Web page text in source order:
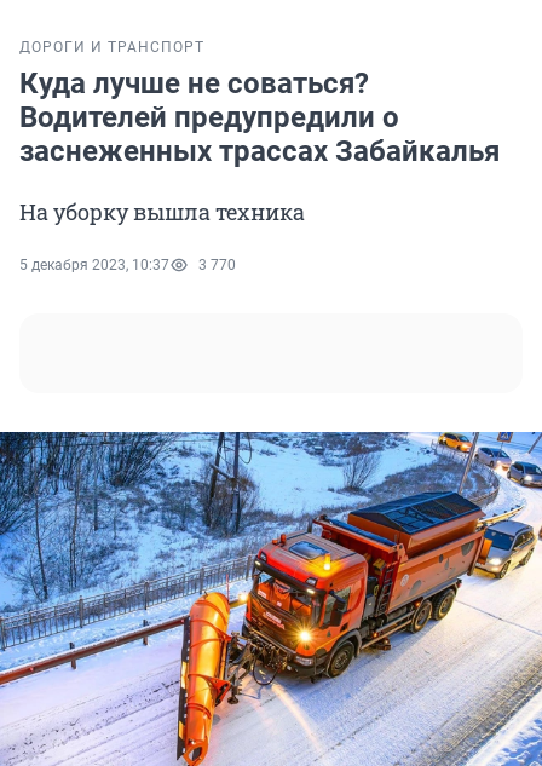
ДОРОГИ И ТРАНСПОРТ
Куда лучше не соваться?
Водителей предупредили о
заснеженных трассах Забайкалья
На уборку вышла техника
5 декабря 2023, 10:37 3 770